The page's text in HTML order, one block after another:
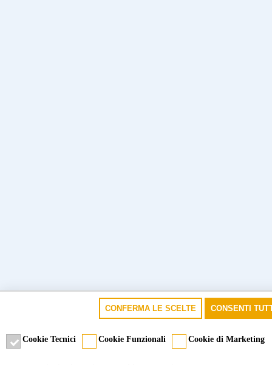
CONFERMA LE SCELTE CONSENTI
Cookie Tecnici Cookie Funzionali Cookie di Marketing